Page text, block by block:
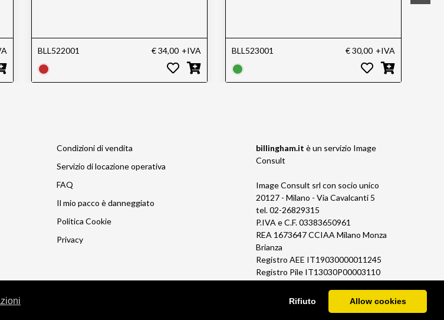
Rifiuto Allow cookies
BLL522001 € 34,00 +IVA BLL523001 € 30,00 +IVA
Condizioni di vendita
Servizio di locazione operativa
FAQ
Il mio pacco è danneggiato
Politica Cookie
Privacy
billingham.it è un servizio Image
Consult
Image Consult srl con socio unico
20127 - Milano - Via Cavalcanti 5
tel. 02-26829315
P.IVA e C.F. 03383650961
REA 1673647 CCIAA Milano Monza
Brianza
Registro AEE IT19030000011245
Registro Pile IT13030P00003110